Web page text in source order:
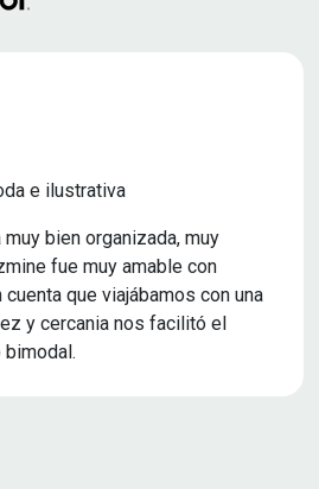
e ilustrativa
bien organizada, muy
fue muy amable con
que viajábamos con una
y cercania nos facilitó el